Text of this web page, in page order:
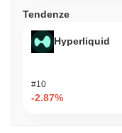
Tendenze
Hyperliquid
#10
-2.87%